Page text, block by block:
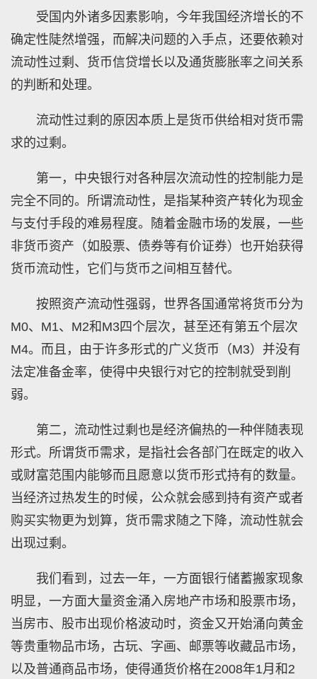
受国内外诸多因素影响，今年我国经济增长的不
确定性陡然增强，而解决问题的入手点，还要依赖对
流动性过剩、货币信贷增长以及通货膨胀率之间关系
的判断和处理。
流动性过剩的原因本质上是货币供给相对货币需
求的过剩。
第一，中央银行对各种层次流动性的控制能力是
完全不同的。所谓流动性，是指某种资产转化为现金
与支付手段的难易程度。随着金融市场的发展，一些
非货币资产（如股票、债券等有价证券）也开始获得
货币流动性，它们与货币之间相互替代。
按照资产流动性强弱，世界各国通常将货币分为
M0、M1、M2和M3四个层次，甚至还有第五个层次
M4。而且，由于许多形式的广义货币（M3）并没有
法定准备金率，使得中央银行对它的控制就受到削
弱。
第二，流动性过剩也是经济偏热的一种伴随表现
形式。所谓货币需求，是指社会各部门在既定的收入
或财富范围内能够而且愿意以货币形式持有的数量。
当经济过热发生的时候，公众就会感到持有资产或者
购买实物更为划算，货币需求随之下降，流动性就会
出现过剩。
我们看到，过去一年，一方面银行储蓄搬家现象
明显，一方面大量资金涌入房地产市场和股票市场，
当房市、股市出现价格波动时，资金又开始涌向黄金
等贵重物品市场，古玩、字画、邮票等收藏品市场，
以及普通商品市场，使得通货价格在2008年1月和2